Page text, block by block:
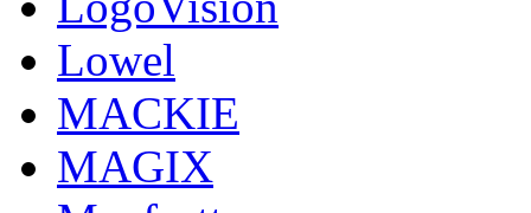
Lowel
MACKIE
MAGIX